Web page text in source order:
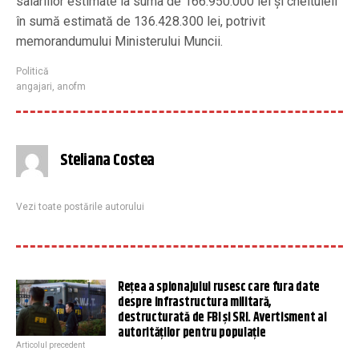
în sumă estimată de 136.428.300 lei, potrivit
memorandumului Ministerului Muncii.
Politică
angajari, anofm
Steliana Costea
Vezi toate postările autorului
Rețea a spionajului rusesc care fura date
despre infrastructura militară,
destructurată de FBI și SRI. Avertisment al
autorităților pentru populație
Articolul precedent